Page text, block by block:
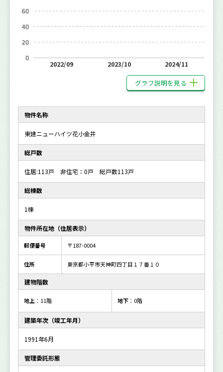
2022/09 2023/10 2024/11
グラフ説明を見る
物件名称
東建ニューハイツ花小金井
総戸数
住居:113戸 非住宅：0戸 総戸数113戸
総棟数
1棟
物件所在地（住居表示）
郵便番号 〒187-0004
住所 東京都小平市天神町四丁目１７番１０
建物階数
地上 ：11階 地下：0階
建築年次（竣工年月）
1991年6月
管理委託形態